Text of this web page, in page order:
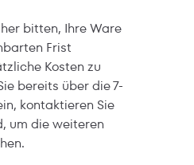
bitten, Ihre Ware
Frist
Kosten zu
bereits über die 7-
kontaktieren Sie
um die weiteren